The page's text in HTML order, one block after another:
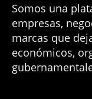
Somos una
empresas,
marcas que
económicos,